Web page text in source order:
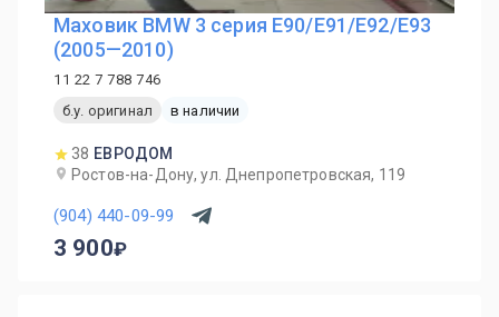
Маховик BMW 3 серия E90/E91/E92/E93
(2005—2010)
11 22 7 788 746
б.у. оригинал
в наличии
38 ЕВРОДОМ
Ростов-на-Дону, ул. Днепропетровская, 119
(904) 440-09-99
3 900